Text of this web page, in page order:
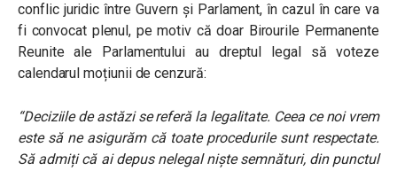
conflic juridic între Guvern şi Parlament, în cazul în care va
fi convocat plenul, pe motiv că doar Birourile Permanente
Reunite ale Parlamentului au dreptul legal să voteze
calendarul moțiunii de cenzură:
“Deciziile de astăzi se referă la legalitate. Ceea ce noi vrem
este să ne asigurăm că toate procedurile sunt respectate.
Să admiți că ai depus nelegal niște semnături, din punctul